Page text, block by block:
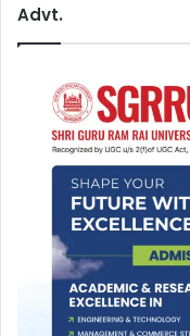
Advt.